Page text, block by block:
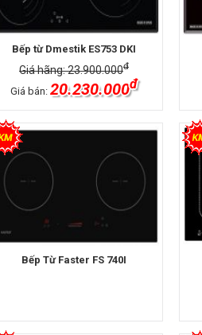
Bếp từ Dmestik ES753 DKI
Giá hãng: 23.900.000đ
Giá bán: 20.230.000đ
Bếp Từ Faster FS 740I